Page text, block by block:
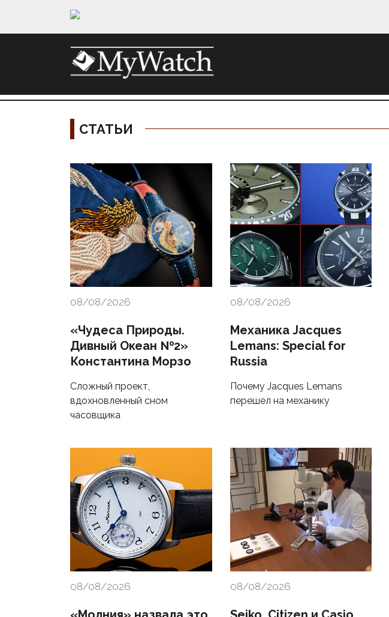
СТАТЬИ
Материалы
08/08/2026
«Чудеса Природы.
Дивный Океан №2»
Константина Морзо
Сложный проект,
вдохновленный сном
часовщика
08/08/2026
Механика Jacques
Lemans: Special for
Russia
Почему Jacques Lemans
перешел на механику
08/08/2026 08/08/2026